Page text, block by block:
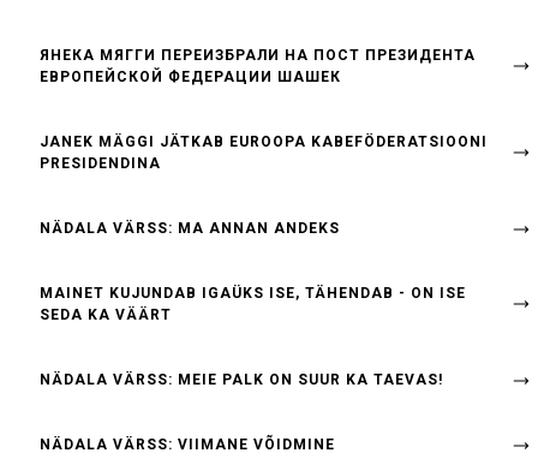
ЯНЕКА МЯГГИ ПЕРЕИЗБРАЛИ НА ПОСТ ПРЕЗИДЕНТА
ЕВРОПЕЙСКОЙ ФЕДЕРАЦИИ ШАШЕК
JANEK MÄGGI JÄTKAB EUROOPA KABEFÖDERATSIOONI
PRESIDENDINA
NÄDALA VÄRSS: MA ANNAN ANDEKS
MAINET KUJUNDAB IGAÜKS ISE, TÄHENDAB - ON ISE
SEDA KA VÄÄRT
NÄDALA VÄRSS: MEIE PALK ON SUUR KA TAEVAS!
NÄDALA VÄRSS: VIIMANE VÕIDMINE